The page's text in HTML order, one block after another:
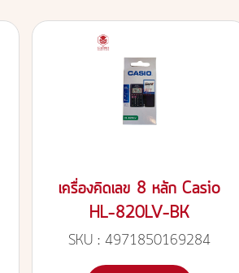
เครื่องคิดเลข 8 หลัก Casio
HL-820LV-BK
SKU : 4971850169284